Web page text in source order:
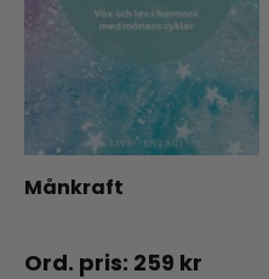
Månkraft
259 kr